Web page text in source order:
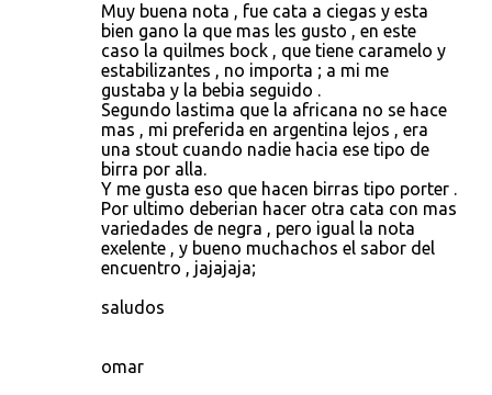
Muy buena nota , fue cata a ciegas y esta
bien gano la que mas les gusto , en este
caso la quilmes bock , que tiene caramelo y
estabilizantes , no importa ; a mi me
gustaba y la bebia seguido .
Segundo lastima que la africana no se hace
mas , mi preferida en argentina lejos , era
una stout cuando nadie hacia ese tipo de
birra por alla.
Y me gusta eso que hacen birras tipo porter .
Por ultimo deberian hacer otra cata con mas
variedades de negra , pero igual la nota
exelente , y bueno muchachos el sabor del
encuentro , jajajaja;
saludos
omar